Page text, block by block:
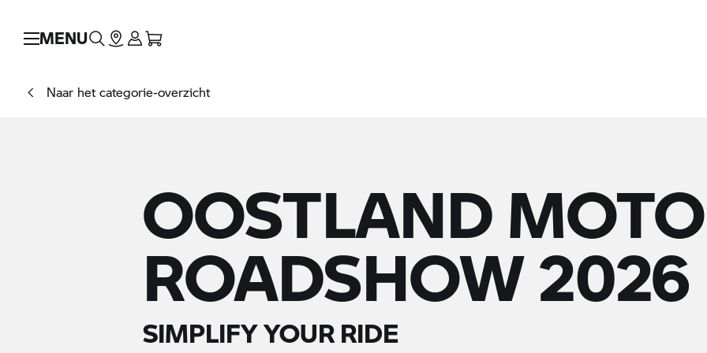
MENU
Naar het categorie-overzicht
OOSTLAND
ROADSHOW 2026
SIMPLIFY YOUR RIDE